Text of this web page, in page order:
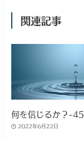
関連記事
何を信じるか？-45
2022年6月22日